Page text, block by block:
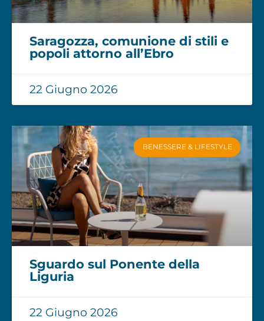
Saragozza, comunione di stili e
popoli attorno all’Ebro
22 Giugno 2026
BENESSERE & LIFESTYLE
Sguardo sul Ponente della
Liguria
22 Giugno 2026